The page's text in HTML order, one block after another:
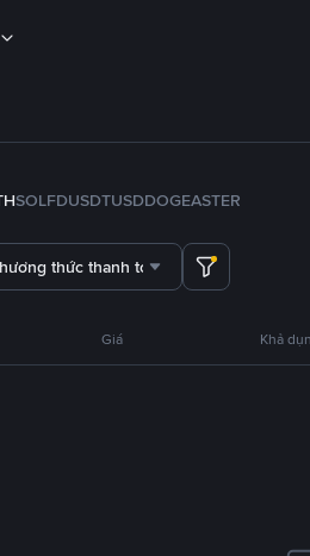
SOLFDUSDTUSDDOGEASTER
thức thanh toán
Giá Khả